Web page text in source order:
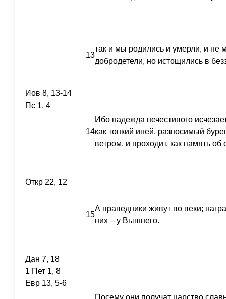
13
так и мы родились и умерли, и не
добродетели, но истощились в
Иов 8, 13-14
Пс 1, 4
14
Ибо надежда нечестивого
как тонкий иней, разносимый
ветром, и проходит, как память об
Откр 22, 12
15
А праведники живут во веки;
них – у Вышнего.
Дан 7, 18
1 Пет 1, 8
Евр 13, 5-6
Посему они получат царство